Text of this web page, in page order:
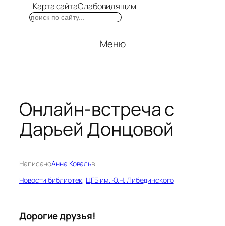
Карта сайтаСлабовидящим
Поиск
Меню
Онлайн-встреча с
Дарьей Донцовой
НаписаноАнна Ковальв
Новости библиотек, ЦГБ им. Ю.Н. Либединского
Дорогие друзья!